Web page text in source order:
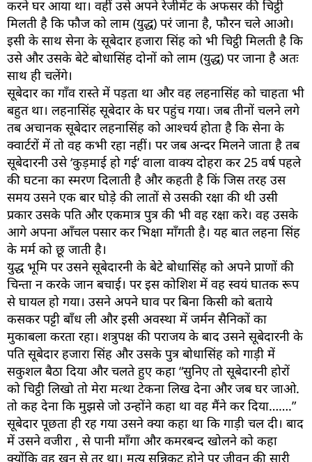
करने घर आया था। वहीं उसे अपने रेजीमेंट के अफसर की चिट्ठी
मिलती है कि फौज को लाम (युद्ध) परं जाना है, फौरन चले आओ।
इसी के साथ सेना के सूबेदार हजारा सिंह को भी चिट्ठी मिलती है कि
उसे और उसके बेटे बोधासिंह दोनों को लाम (युद्ध) पर जाना है अतः
साथ ही चलेंगे।
सूबेदार का गाँव रास्ते में पड़ता था और वह लहनासिंह को चाहता भी
बहुत था। लहनासिंह सूबेदार के घर पहुंच गया। जब तीनों चलने लगे
तब अचानक सूबेदार लहनासिंह को आश्चर्य होता है कि सेना के
क्वार्टरों में तो वह कभी रहा नहीं। पर जब अन्दर मिलने जाता है तब
सूबेदारनी उसे ‘कुड़माई हो गई’ वाला वाक्य दोहरा कर 25 वर्ष पहले
की घटना का स्मरण दिलाती है और कहती है किं जिस तरह उस
समय उसने एक बार घोड़े की लातों से उसकी रक्षा की थी उसी
प्रकार उसके पति और एकमात्र पुत्र की भी वह रक्षा करे। वह उसके
आगे अपना आँचल पसार कर भिक्षा माँगती है। यह बात लहना सिंह
के मर्म को छू जाती है।
युद्ध भूमि पर उसने सूबेदारनी के बेटे बोधासिंह को अपने प्राणों की
चिन्ता न करके जान बचाई। पर इस कोशिश में वह स्वयं घातक रूप
से घायल हो गया। उसने अपने घाव पर बिना किसी को बताये
कसकर पट्टी बाँध ली और इसी अवस्था में जर्मन सैनिकों का
मुकाबला करता रहा। शत्रुपक्ष की पराजय के बाद उसने सूबेदारनी के
पति सूबेदार हजारा सिंह और उसके पुत्र बोधासिंह को गाड़ी में
सकुशल बैठा दिया और चलते हुए कहा “सुनिए तो सूबेदारनी होरों
को चिट्ठी लिखो तो मेरा मत्था टेकना लिख देना और जब घर जाओ.
तो कह देना कि मुझसे जो उन्होंने कहा था वह मैंने कर दिया…….”
सूबेदार पूछता ही रह गया उसने क्या कहा था कि गाड़ी चल दी। बाद
में उसने वजीरा , से पानी माँगा और कमरबन्द खोलने को कहा
क्योंकि वह खून से तर था। मृत्यु सन्निकट होने पर जीवन की सारी